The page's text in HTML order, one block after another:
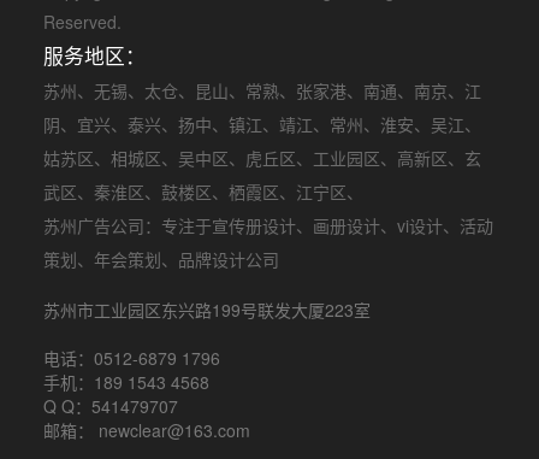
Reserved.
服务地区：
苏州、 无锡、 太仓、 昆山、 常熟、 张家港、 南通、 南京、 江
阴、 宜兴、 泰兴、 扬中、 镇江、 靖江、 常州、 淮安、 吴江、
姑苏区、 相城区、 吴中区、 虎丘区、 工业园区、 高新区、 玄
武区、 秦淮区、 鼓楼区、 栖霞区、 江宁区、
苏州广告公司：专注于宣传册设计、 画册设计、 vi设计、 活动
策划、 年会策划、品牌设计公司
苏州市工业园区东兴路199号联发大厦223室
电话：0512-6879 1796
手机：189 1543 4568
Q Q：541479707
邮箱： newclear@163.com